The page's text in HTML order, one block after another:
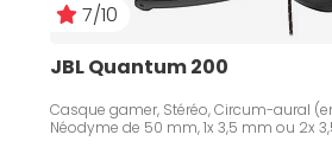
7/10
JBL Quantum 200
Casque gamer, Stéréo, Circum-aural
Néodyme de 50 mm, 1x 3,5 mm ou 2x